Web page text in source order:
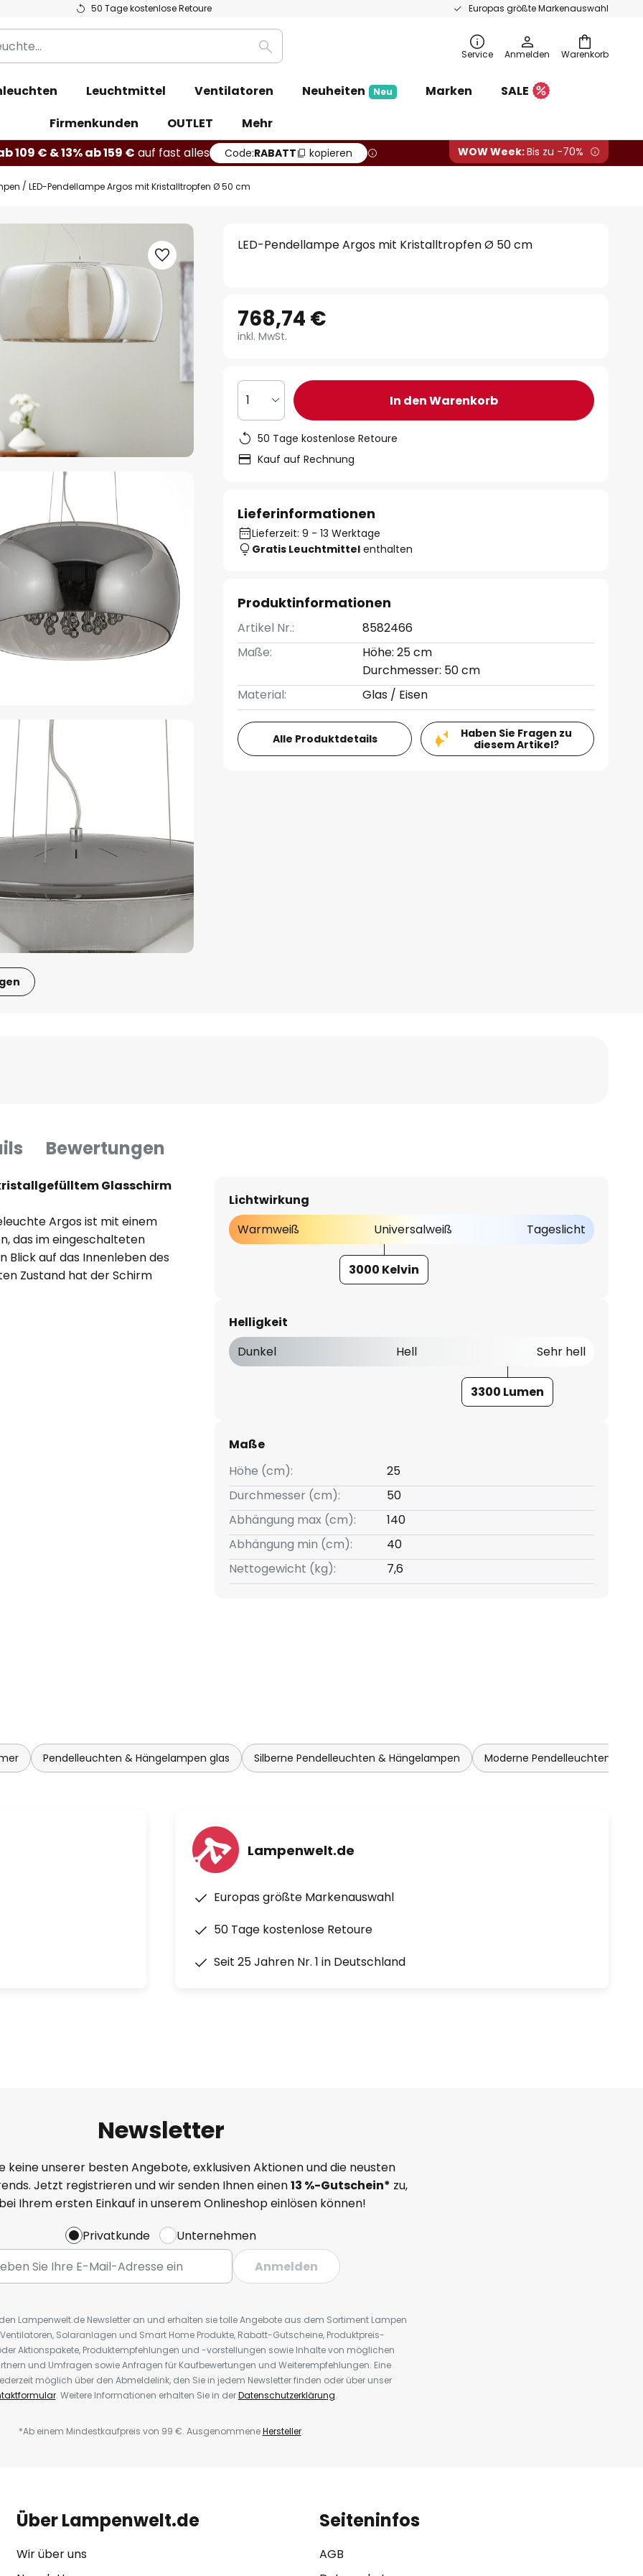
50 Tage kostenlose Retoure Europas größte Markenauswahl
Warenkorb
Suche Service Anmelden
Leuchtmittel Ventilatoren Neuheiten Neu Marken
SALE
Firmenkunden
OUTLET
Mehr
109 € & 13% ab 159 € auf fast alles Code:RABATT kopieren WOW Week:Bis zu -70%
LED-Pendellampe Argos mit Kristalltropfen Ø 50 cm
LED-Pendellampe Argos mit Kristalltropfen Ø 50 cm
768,74 €
inkl. MwSt.
1 In den Warenkorb
50 Tage kostenlose Retoure
Kauf auf Rechnung
Lieferinformationen
Lieferzeit: 9 - 13 Werktage
Gratis Leuchtmittel enthalten
Produktinformationen
Artikel Nr.:
8582466
Maße:
Höhe: 25 cm
Durchmesser: 50 cm
Material:
Glas / Eisen
Alle Produktdetails
Haben Sie Fragen zu
diesem Artikel?
Bewertungen
Glasschirm
Argos ist mit einem
das im eingeschalteten
Blick auf das Innenleben des
Zustand hat der Schirm
Der Schirm ist
funkeln und so eine
lässt sich im Wohn- oder
behagliche Ausleuchtung
Lichtwirkung
Warmweiß
Universalweiß Tageslicht
3000 Kelvin
Helligkeit
Dunkel
Hell Sehr hell
3300 Lumen
Maße
Höhe (cm):
25
Durchmesser (cm):
50
Abhängung max (cm):
140
Abhängung min (cm):
40
Nettogewicht (kg):
7,6
Pendelleuchten & Hängelampen glas Silberne Pendelleuchten & Hängelampen Moderne Pendelleuchten &
Lampenwelt.de
Europas größte Markenauswahl
50 Tage kostenlose Retoure
Seit 25 Jahren Nr. 1 in Deutschland
Newsletter
keine unserer besten Angebote, exklusiven Aktionen und die neusten
Jetzt registrieren und wir senden Ihnen einen13 %-Gutschein* zu,
Ihrem ersten Einkauf in unserem Onlineshop einlösen können!
Privatkunde
Unternehmen
Anmelden
Lampenwelt.de Newsletter an und erhalten sie tolle Angebote aus dem Sortiment Lampen
Solaranlagen und Smart Home Produkte, Rabatt-Gutscheine, Produktpreis-
Aktionspakete, Produktempfehlungen und -vorstellungen sowie Inhalte von möglichen
und Umfragen sowie Anfragen für Kaufbewertungen und Weiterempfehlungen. Eine
möglich über den Abmeldelink, den Sie in jedem Newsletter finden oder über unser
. Weitere Informationen erhalten Sie in derDatenschutzerklärung.
*Ab einem Mindestkaufpreis von 99 €. AusgenommeneHersteller.
Über Lampenwelt.de
Wir über uns
Seiteninfos
AGB